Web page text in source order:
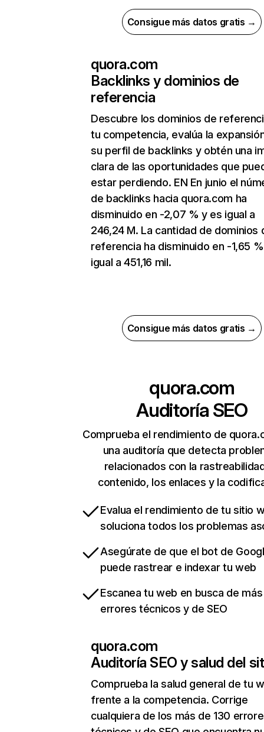
Consigue más datos gratis →
quora.com
Backlinks y dominios de
referencia
Descubre los dominios de
tu competencia, evalúa la
su perfil de backlinks y obtén una
clara de las oportunidades que
estar perdiendo. EN En junio el
de backlinks hacia quora.com ha
disminuido en -2,07 % y es igual a
246,24 M. La cantidad de dominios
referencia ha disminuido en -1,65
igual a 451,16 mil.
Consigue más datos gratis →
quora.com
Auditoría SEO
Comprueba el rendimiento de
una auditoría que detecta
relacionados con la
contenido, los enlaces y la
Evalua el rendimiento de tu sitio
soluciona todos los problemas
Asegúrate de que el bot de
puede rastrear e indexar tu web
Escanea tu web en busca de
errores técnicos y de SEO
quora.com
Auditoría SEO y salud del
Comprueba la salud general de tu
frente a la competencia. Corrige
cualquiera de los más de 130